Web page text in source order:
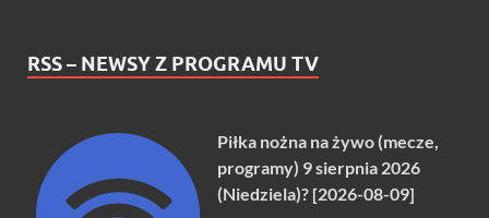
RSS – NEWSY Z PROGRAMU TV
Piłka nożna na żywo (mecze,
programy) 9 sierpnia 2026
(Niedziela)? [2026-08-09]